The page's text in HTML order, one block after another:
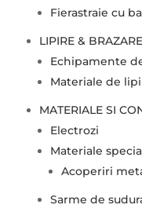
Fierastraie cu
LIPIRE & BRAZARE
Echipamente
Materiale de
MATERIALE SI
Electrozi
Materiale
Acoperiri
Sarme de